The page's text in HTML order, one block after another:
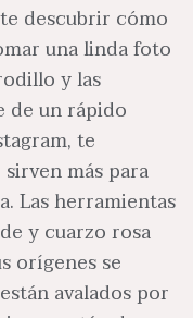
descubrir cómo
una linda foto
y las
de un rápido
te
más para
Las herramientas
y cuarzo rosa
orígenes se
avalados por